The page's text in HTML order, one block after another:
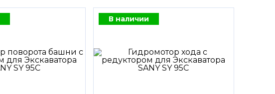
В наличии